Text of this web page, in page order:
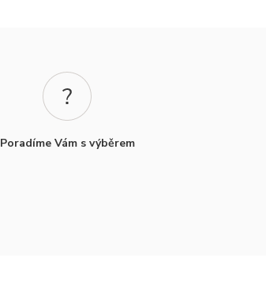
Poradíme Vám s výběrem